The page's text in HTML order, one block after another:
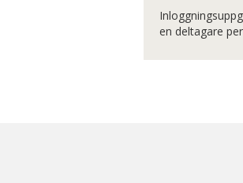
en deltagare